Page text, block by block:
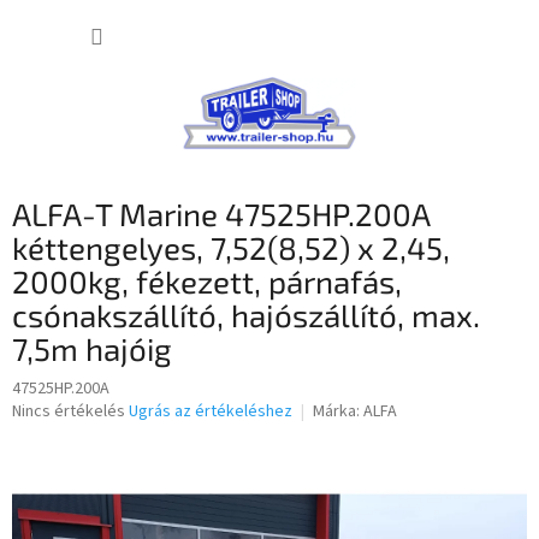
ALFA-T Marine 47525HP.200A
kéttengelyes, 7,52(8,52) x 2,45,
2000kg, fékezett, párnafás,
csónakszállító, hajószállító, max.
7,5m hajóig
47525HP.200A
A
5-
ből
Nincs értékelés Ugrás az értékeléshez Márka: ALFA